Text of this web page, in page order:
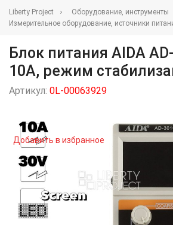
Liberty Project
Оборудование, инструменты
Измерительное оборудование, источники
Блок питания AIDA
10A, режим
Артикул: 0L-00063929
Добавить в избранное